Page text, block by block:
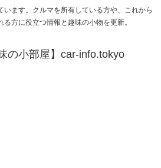
います。クルマを所有している方や、これから
方に役立つ情報と趣味の小物を更新。
の小部屋】car-info.tokyo